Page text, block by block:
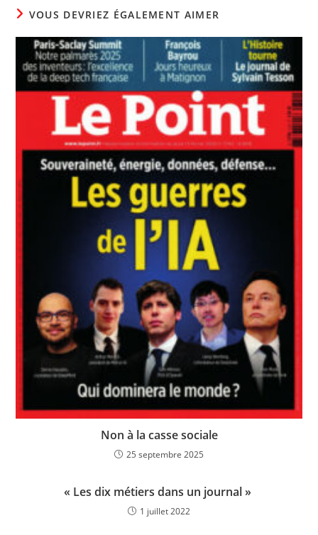
VOUS DEVRIEZ ÉGALEMENT AIMER
Non à la casse sociale
25 septembre 2025
« Les dix métiers dans un journal »
1 juillet 2022